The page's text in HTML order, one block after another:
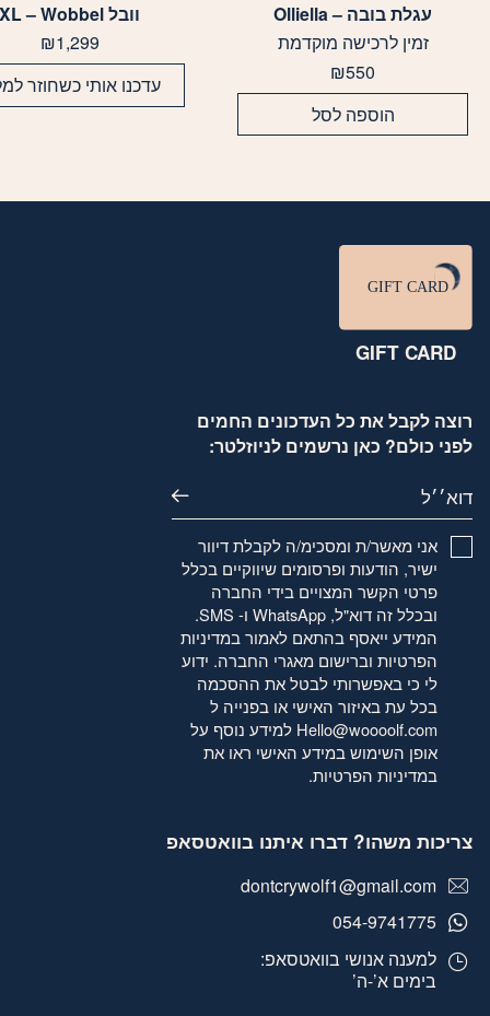
עגלת בובה – Olliella
זמין לרכישה מוקדמת
₪550
הוספה לסל
וובל XL – Wobbel
₪1,299
עדכנו אותי כשחוזר
יש
מספר
סוגים.
רוצה לקבל את כל העדכונים החמים
לפני כולם? כאן נרשמים לניוזלטר:
דוא׳׳ל
אני מאשר/ת ומסכימ/ה לקבלת דיוור
ישיר, הודעות ופרסומים שיווקיים בכלל
פרטי הקשר המצויים בידי החברה
ובכלל זה דוא"ל, WhatsApp ו- SMS.
המידע ייאסף בהתאם לאמורבמדיניות
הפרטיותוברישום מאגרי החברה. ידוע
לי כי באפשרותי לבטל את ההסכמה
בכל עת באיזור האישי או בפנייה ל
Hello@woooolf.com למידע נוסף על
אופן השימוש במידע האישי ראו את
במדיניות הפרטיות.
צריכות משהו? דברו איתנו בוואטסאפ
dontcrywolf1@gmail.com
054-9741775
למענה אנושי בוואטסאפ:
בימים א’-ה’
GIFT CARD